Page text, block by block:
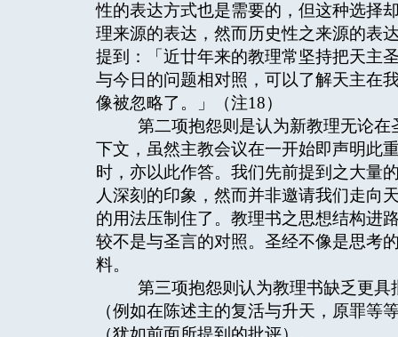
性的表达方式也是需要的，但这种选择
理来源的表达，然而历史性之来源的表
提到：「近廿年来的教理常坚持把天主
与今日的问题相对照，可以了解天主在
像被忽略了。」（注18）
第二项抱怨则是认为新教理无论在
下文，虽然主教会议在一开始即声明此
时，亦以此作答。我们先前提到之大量
人深刻的印象，然而并非邀请我们走向
的用法压制住了。教理书之思想结构进
较不是与圣言的对照。圣经不像是思考
料。
第三项抱怨则认为教理书缺乏更具
（例如在陈述主的复活与升天，原罪